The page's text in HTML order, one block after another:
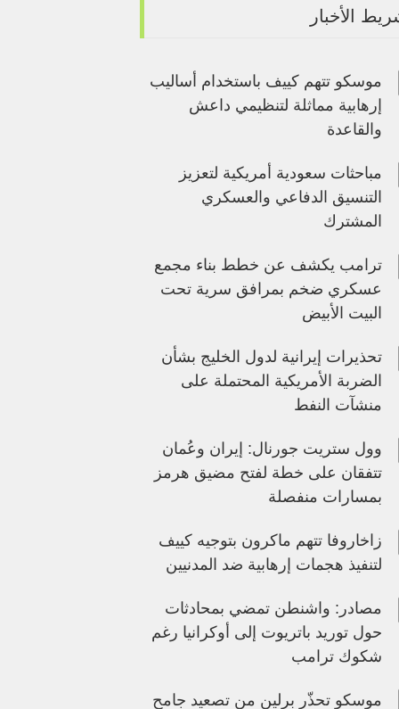
الأخبار
موسكو تتهم كييف باستخدام أساليب
إرهابية مماثلة لتنظيمي داعش
والقاعدة
مباحثات سعودية أمريكية لتعزيز
التنسيق الدفاعي والعسكري
المشترك
ترامب يكشف عن خطط بناء مجمع
عسكري ضخم بمرافق سرية تحت
البيت الأبيض
تحذيرات إيرانية لدول الخليج بشأن
الضربة الأمريكية المحتملة على
منشآت النفط
وول ستريت جورنال: إيران وعُمان
تتفقان على خطة لفتح مضيق هرمز
بمسارات منفصلة
زاخاروفا تتهم ماكرون بتوجيه كييف
لتنفيذ هجمات إرهابية ضد المدنيين
مصادر: واشنطن تمضي بمحادثات
حول توريد باتريوت إلى أوكرانيا رغم
شكوك ترامب
موسكو تحذّر برلين من تصعيد جامح